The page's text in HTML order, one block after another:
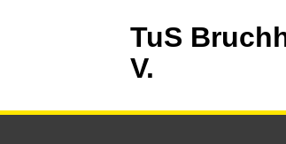
TuS
V.